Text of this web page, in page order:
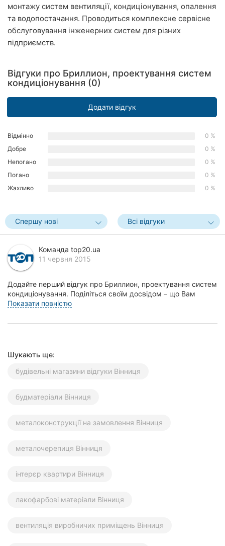
Хмельницький
Рівне
Кропивницький
Київ
Харків
Запоріжжя
Дніпро
Ріг
Миколаїв
Херсон
Полтава
Чернігів
Черкаси
Франківськ
монтажу систем вентиляції, кондиціонування, опалення
та водопостачання. Проводиться комплексне сервісне
обслуговування інженерних систем для різних
підприємств.
Відгуки про Бриллион, проектування систем
кондиціонування (0)
Додати відгук
Відмінно
0 %
Добре
0 %
Непогано
0 %
Погано
0 %
Жахливо
0 %
Спершу нові Всі відгуки
Команда top20.ua
11 червня 2015
Додайте перший відгук про Бриллион, проектування систем
кондиціонування. Поділіться своїм досвідом – що Вам
сподобалось, а що ні! Це допоможе іншим жи...
Показати повністю
Шукають ще:
будівельні магазини відгуки Вінниця
будматеріали Вінниця
металоконструкції на замовлення Вінниця
металочерепиця Вінниця
інтерєр квартири Вінниця
лакофарбові матеріали Вінниця
вентиляція виробничих приміщень Вінниця